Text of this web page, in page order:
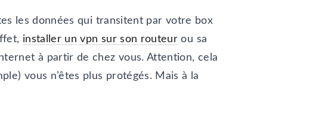
les données qui transitent par votre box
installer un vpn sur son routeur ou sa
à partir de chez vous. Attention, cela
vous n’êtes plus protégés. Mais à la